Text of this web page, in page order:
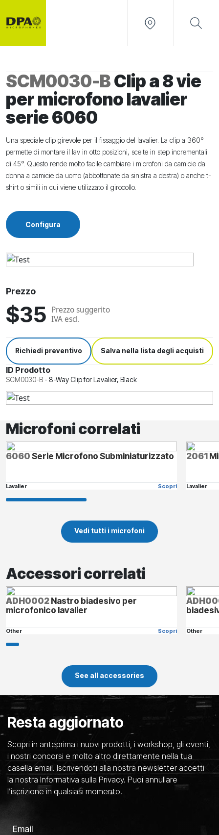
SCM0030-BClip a 8 vie
per microfono lavalier
serie 6060
Una speciale clip girevole per il fissaggio del lavalier. La clip a 360°
permette di montare il lav in otto posizioni, scelte in step incrementali
di 45°. Questo rende molto facile cambiare i microfoni da camicie da
donna a camicie da uomo (abbottonate da sinistra a destra) o anche t-
shirt o simili in cui viene utilizzato il girocollo.
Configura
Prezzo
$35 Prezzo suggerito
IVA escl.
Richiedi preventivo Salva nella lista degli acquisti
ID Prodotto
SCM0030-B - 8-Way Clip for Lavalier, Black
Microfoni correlati
6060Serie Microfono Subminiaturizzato
Lavalier Scopri
2061
Lavalier
Vedi tutti i microfoni
Accessori correlati
ADH0002Nastro biadesivo per
microfonico lavalier
Other Scopri Other
See all accessories
Resta aggiornato
Scopri in anteprima i nuovi prodotti, i workshop, gli eventi,
i nostri concorsi e molto altro direttamente nella tua
casella email. Iscrivendoti alla nostra newsletter accetti
la nostra Informativa sulla Privacy. Puoi annullare
l’iscrizione in qualsiasi momento.
Email